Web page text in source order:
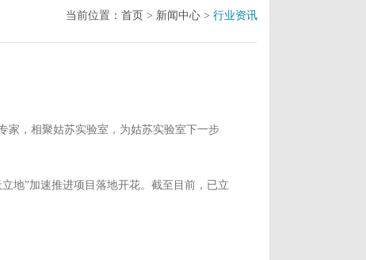
当前位置： 首页 > 新闻中心 > 行业资讯
家，相聚姑苏实验室，为姑苏实验室下一步
地”加速推进项目落地开花。截至目前，已立